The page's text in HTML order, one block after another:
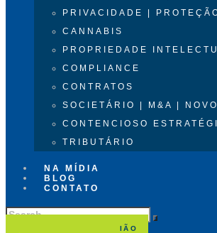
PRIVACIDADE |
CANNABIS
PROPRIEDADE
COMPLIANCE
CONTRATOS
SOCIETÁRIO | M&A |
CONTENCIOSO
TRIBUTÁRIO
NA MÍDIA
BLOG
CONTATO
AGENDAR UMA REUNIÃO